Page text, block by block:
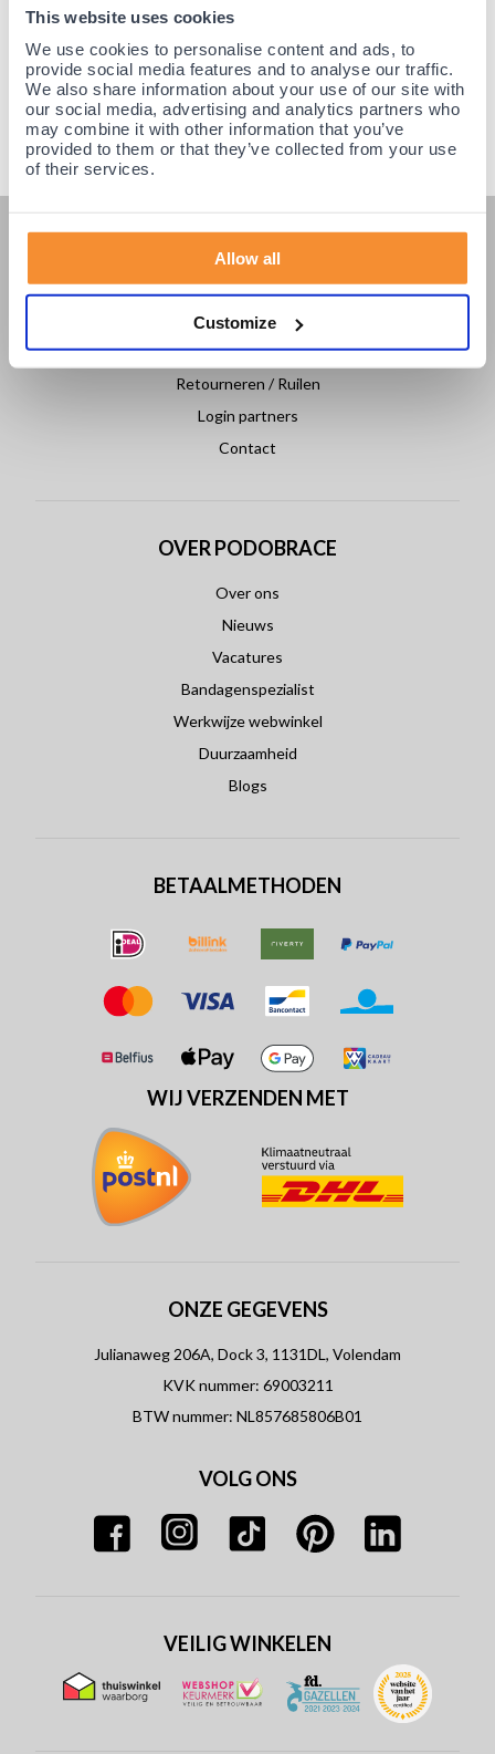
This website uses cookies
We use cookies to personalise content and ads, to
provide social media features and to analyse our traffic.
We also share information about your use of our site with
our social media, advertising and analytics partners who
may combine it with other information that you’ve
provided to them or that they’ve collected from your use
of their services.
Allow all
Customize
Veelgestelde vragen
Klantenservice
Betaling & Levering
Retourneren / Ruilen
Login partners
Contact
OVER PODOBRACE
Over ons
Nieuws
Vacatures
Bandagenspezialist
Werkwijze webwinkel
Duurzaamheid
Blogs
BETAALMETHODEN
WIJ VERZENDEN MET
ONZE GEGEVENS
Julianaweg 206A, Dock 3, 1131DL, Volendam
KVK nummer: 69003211
BTW nummer: NL857685806B01
VOLG ONS
VEILIG WINKELEN